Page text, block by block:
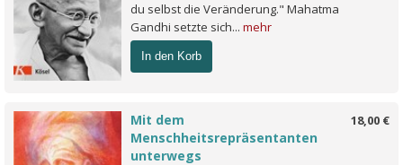
du selbst die Veränderung." Mahatma
Gandhi setzte sich... mehr
In den Korb
18,00 €
Mit dem
Menschheitsrepräsentanten
unterwegs